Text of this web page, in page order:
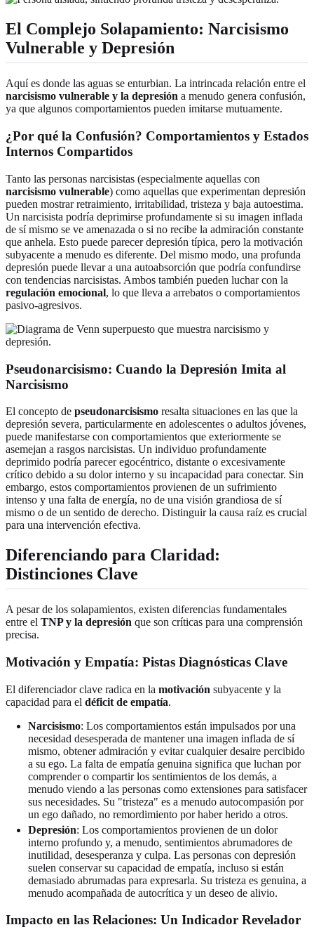
El Complejo Solapamiento: Narcisismo
Vulnerable y Depresión
Aquí es donde las aguas se enturbian. La intrincada relación entre el
narcisismo vulnerable y la depresión a menudo genera confusión,
ya que algunos comportamientos pueden imitarse mutuamente.
¿Por qué la Confusión? Comportamientos y Estados
Internos Compartidos
Tanto las personas narcisistas (especialmente aquellas con
narcisismo vulnerable) como aquellas que experimentan depresión
pueden mostrar retraimiento, irritabilidad, tristeza y baja autoestima.
Un narcisista podría deprimirse profundamente si su imagen inflada
de sí mismo se ve amenazada o si no recibe la admiración constante
que anhela. Esto puede parecer depresión típica, pero la motivación
subyacente a menudo es diferente. Del mismo modo, una profunda
depresión puede llevar a una autoabsorción que podría confundirse
con tendencias narcisistas. Ambos también pueden luchar con la
regulación emocional, lo que lleva a arrebatos o comportamientos
pasivo-agresivos.
Pseudonarcisismo: Cuando la Depresión Imita al
Narcisismo
El concepto de pseudonarcisismo resalta situaciones en las que la
depresión severa, particularmente en adolescentes o adultos jóvenes,
puede manifestarse con comportamientos que exteriormente se
asemejan a rasgos narcisistas. Un individuo profundamente
deprimido podría parecer egocéntrico, distante o excesivamente
crítico debido a su dolor interno y su incapacidad para conectar. Sin
embargo, estos comportamientos provienen de un sufrimiento
intenso y una falta de energía, no de una visión grandiosa de sí
mismo o de un sentido de derecho. Distinguir la causa raíz es crucial
para una intervención efectiva.
Diferenciando para Claridad:
Distinciones Clave
A pesar de los solapamientos, existen diferencias fundamentales
entre el TNP y la depresión que son críticas para una comprensión
precisa.
Motivación y Empatía: Pistas Diagnósticas Clave
El diferenciador clave radica en la motivación subyacente y la
capacidad para el déficit de empatía.
Narcisismo: Los comportamientos están impulsados por una
necesidad desesperada de mantener una imagen inflada de sí
mismo, obtener admiración y evitar cualquier desaire percibido
a su ego. La falta de empatía genuina significa que luchan por
comprender o compartir los sentimientos de los demás, a
menudo viendo a las personas como extensiones para satisfacer
sus necesidades. Su "tristeza" es a menudo autocompasión por
un ego dañado, no remordimiento por haber herido a otros.
Depresión: Los comportamientos provienen de un dolor
interno profundo y, a menudo, sentimientos abrumadores de
inutilidad, desesperanza y culpa. Las personas con depresión
suelen conservar su capacidad de empatía, incluso si están
demasiado abrumadas para expresarla. Su tristeza es genuina, a
menudo acompañada de autocrítica y un deseo de alivio.
Impacto en las Relaciones: Un Indicador Revelador